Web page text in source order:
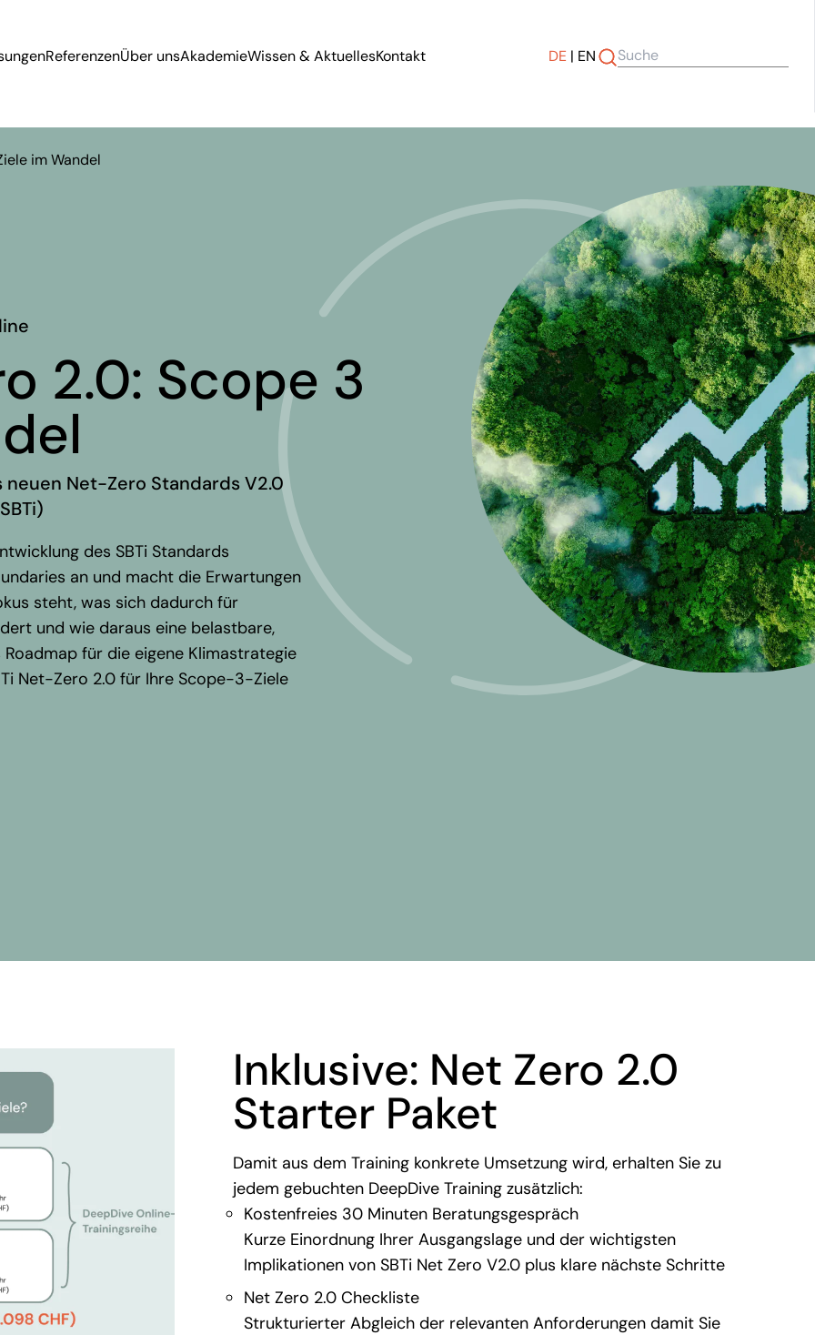
ReferenzenÜber unsAkademieWissen & AktuellesKontakt DE | EN
im Wandel
2.0: Scope 3
neuen Net-Zero Standards V2.0
des SBTi Standards
an und macht die Erwartungen
steht, was sich dadurch für
und wie daraus eine belastbare,
für die eigene Klimastrategie
Net-Zero 2.0 für Ihre Scope-3-Ziele
Inklusive: Net Zero 2.0
Starter Paket
Damit aus dem Training konkrete Umsetzung wird, erhalten Sie zu
jedem gebuchten DeepDive Training zusätzlich:
Kostenfreies 30 Minuten Beratungsgespräch
Kurze Einordnung Ihrer Ausgangslage und der wichtigsten
Implikationen von SBTi Net Zero V2.0 plus klare nächste Schritte
Net Zero 2.0 Checkliste
Strukturierter Abgleich der relevanten Anforderungen damit Sie